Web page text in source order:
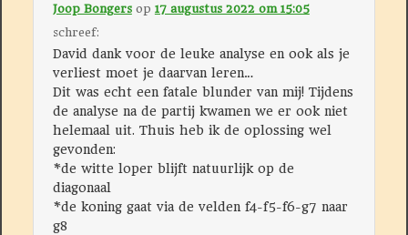
Joop Bongersop 17 augustus 2022 om 15:05
schreef:
David dank voor de leuke analyse en ook als je
verliest moet je daarvan leren…
Dit was echt een fatale blunder van mij! Tijdens
de analyse na de partij kwamen we er ook niet
helemaal uit. Thuis heb ik de oplossing wel
gevonden:
*de witte loper blijft natuurlijk op de
diagonaal
*de koning gaat via de velden f4-f5-f6-g7 naar
g8